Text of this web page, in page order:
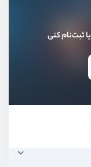
ثبت‌نام کنی